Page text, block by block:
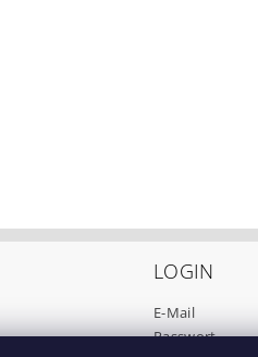
LOGIN
E-Mail
Passwort